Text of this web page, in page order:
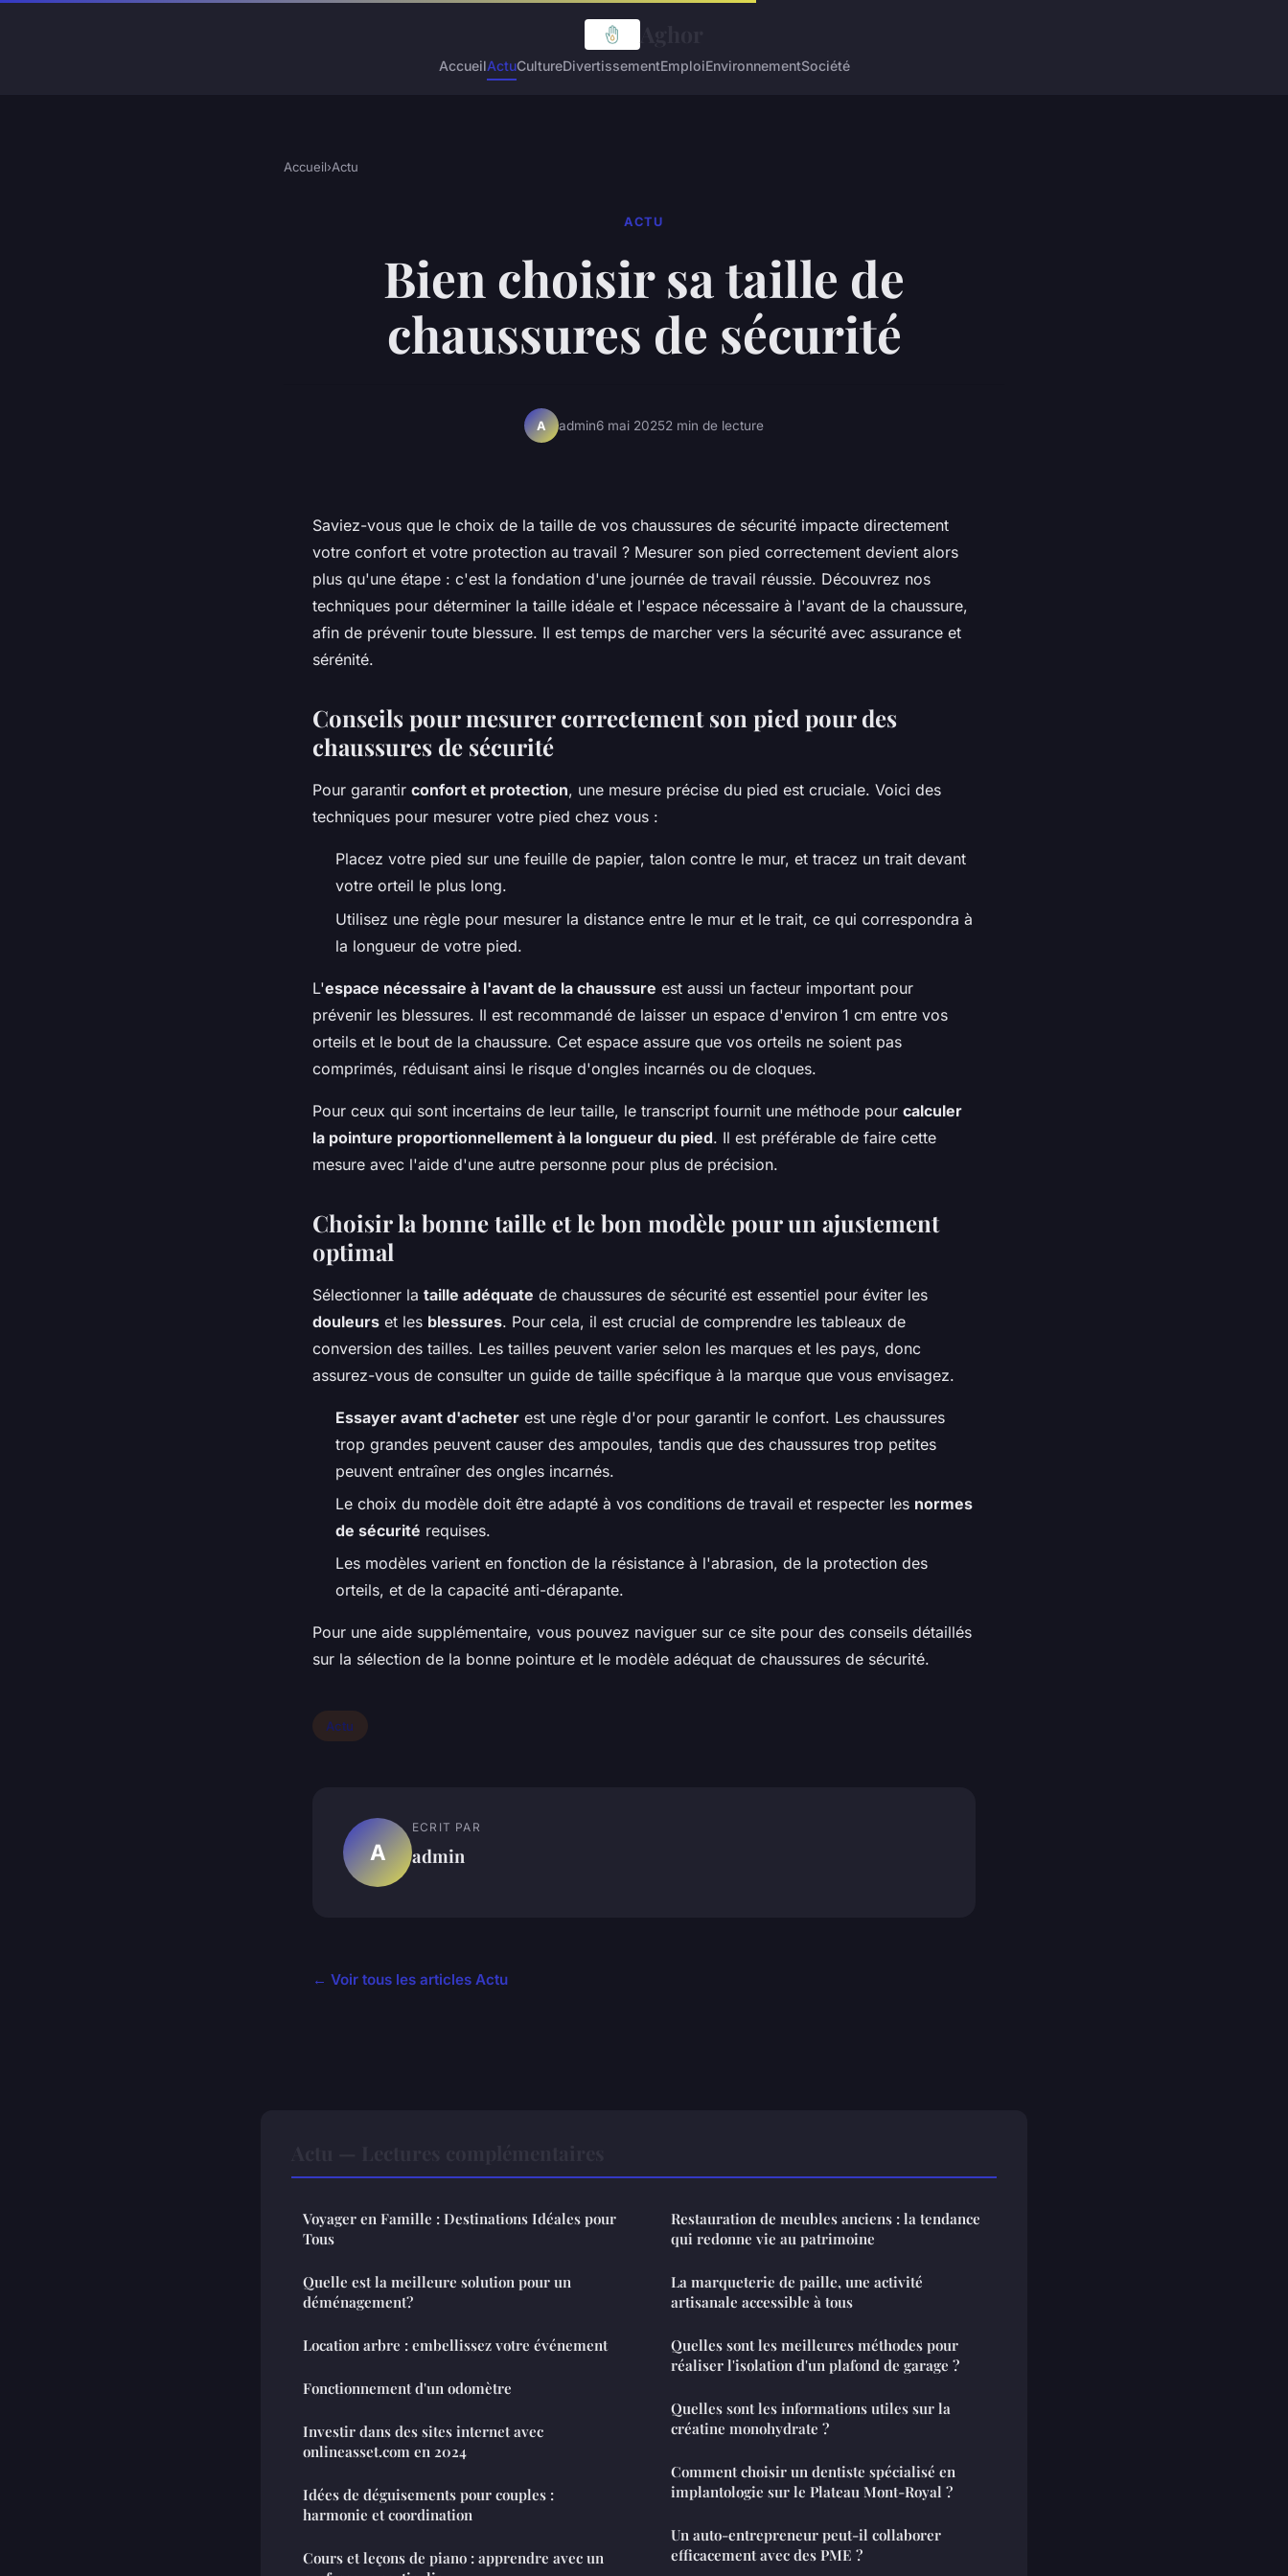
AccueilActuCultureDivertissementEmploiEnvironnementSociété
Accueil›Actu
ACTU
Bien choisir sa taille de
chaussures de sécurité
A admin6 mai 20252 min de lecture
Saviez-vous que le choix de la taille de vos chaussures de sécurité impacte directement
votre confort et votre protection au travail ? Mesurer son pied correctement devient alors
plus qu'une étape : c'est la fondation d'une journée de travail réussie. Découvrez nos
techniques pour déterminer la taille idéale et l'espace nécessaire à l'avant de la chaussure,
afin de prévenir toute blessure. Il est temps de marcher vers la sécurité avec assurance et
sérénité.
Conseils pour mesurer correctement son pied pour des
chaussures de sécurité
Pour garantir confort et protection, une mesure précise du pied est cruciale. Voici des
techniques pour mesurer votre pied chez vous :
Placez votre pied sur une feuille de papier, talon contre le mur, et tracez un trait devant
votre orteil le plus long.
Utilisez une règle pour mesurer la distance entre le mur et le trait, ce qui correspondra à
la longueur de votre pied.
L'espace nécessaire à l'avant de la chaussure est aussi un facteur important pour
prévenir les blessures. Il est recommandé de laisser un espace d'environ 1 cm entre vos
orteils et le bout de la chaussure. Cet espace assure que vos orteils ne soient pas
comprimés, réduisant ainsi le risque d'ongles incarnés ou de cloques.
Pour ceux qui sont incertains de leur taille, le transcript fournit une méthode pour calculer
la pointure proportionnellement à la longueur du pied. Il est préférable de faire cette
mesure avec l'aide d'une autre personne pour plus de précision.
Choisir la bonne taille et le bon modèle pour un ajustement
optimal
Sélectionner la taille adéquate de chaussures de sécurité est essentiel pour éviter les
douleurs et les blessures. Pour cela, il est crucial de comprendre les tableaux de
conversion des tailles. Les tailles peuvent varier selon les marques et les pays, donc
assurez-vous de consulter un guide de taille spécifique à la marque que vous envisagez.
Essayer avant d'acheter est une règle d'or pour garantir le confort. Les chaussures
trop grandes peuvent causer des ampoules, tandis que des chaussures trop petites
peuvent entraîner des ongles incarnés.
Le choix du modèle doit être adapté à vos conditions de travail et respecter les normes
de sécurité requises.
Les modèles varient en fonction de la résistance à l'abrasion, de la protection des
orteils, et de la capacité anti-dérapante.
Pour une aide supplémentaire, vous pouvez naviguer sur ce site pour des conseils détaillés
sur la sélection de la bonne pointure et le modèle adéquat de chaussures de sécurité.
Actu
A
ECRIT PAR
admin
← Voir tous les articles Actu
Voyager en Famille : Destinations Idéales pour
Tous
Quelle est la meilleure solution pour un
déménagement?
Location arbre : embellissez votre événement
Fonctionnement d'un odomètre
Investir dans des sites internet avec
onlineasset.com en 2024
Idées de déguisements pour couples :
harmonie et coordination
Cours et leçons de piano : apprendre avec un
Restauration de meubles anciens : la tendance
qui redonne vie au patrimoine
La marqueterie de paille, une activité
artisanale accessible à tous
Quelles sont les meilleures méthodes pour
réaliser l'isolation d'un plafond de garage ?
Quelles sont les informations utiles sur la
créatine monohydrate ?
Comment choisir un dentiste spécialisé en
implantologie sur le Plateau Mont-Royal ?
Un auto-entrepreneur peut-il collaborer
efficacement avec des PME ?